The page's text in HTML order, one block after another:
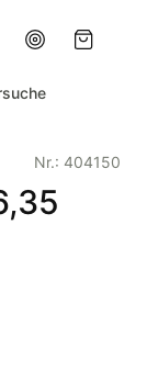
Nr.: 404150